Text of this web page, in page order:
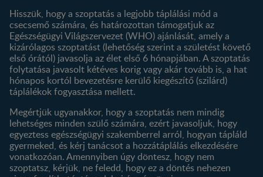
Történetünk
Profilom
Termékeink
Termék kereső
Hisszük, hogy a szoptatás a legjobb táplálási mód a
csecsemő számára, és határozottan támogatjuk az
Egészségügyi Világszervezet (WHO) ajánlását, amely a
kizárólagos szoptatást (lehetőség szerint a születést követő
első órától) javasolja az élet első 6 hónapjában. A szoptatás
folytatása javasolt kétéves korig vagy akár tovább is, a hat
hónapos kortól bevezetésre kerülő kiegészítő (szilárd)
táplálékok fogyasztása mellett.
Megértjük ugyanakkor, hogy a szoptatás nem mindig
lehetséges minden szülő számára, ezért javasoljuk, hogy
egyeztess egészségügyi szakemberrel arról, hogyan tápláld
gyermeked, és kérj tanácsot a hozzátáplálás elkezdésére
vonatkozóan. Amennyiben úgy döntesz, hogy nem
szoptatsz, kérjük, ne feledd, hogy ez a döntés nehezen